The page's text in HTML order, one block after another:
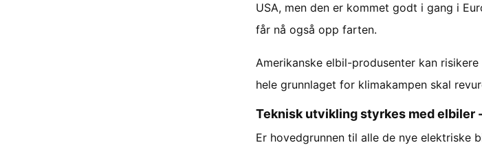
USA, men den er kommet godt i gang i
får nå også opp farten.
Amerikanske elbil-produsenter kan
hele grunnlaget for klimakampen skal
Teknisk utvikling styrkes med elbiler
Er hovedgrunnen til alle de nye elektriske